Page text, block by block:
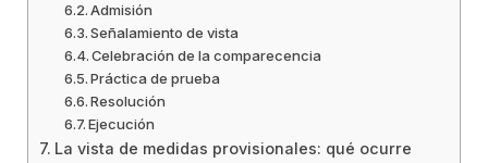
Admisión
Señalamiento de vista
Celebración de la comparecencia
Práctica de prueba
Resolución
Ejecución
La vista de medidas provisionales: qué ocurre